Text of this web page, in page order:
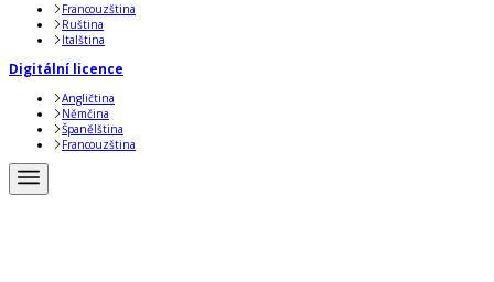
Francouzština
Ruština
Italština
Digitální licence
Angličtina
Němčina
Španělština
Francouzština